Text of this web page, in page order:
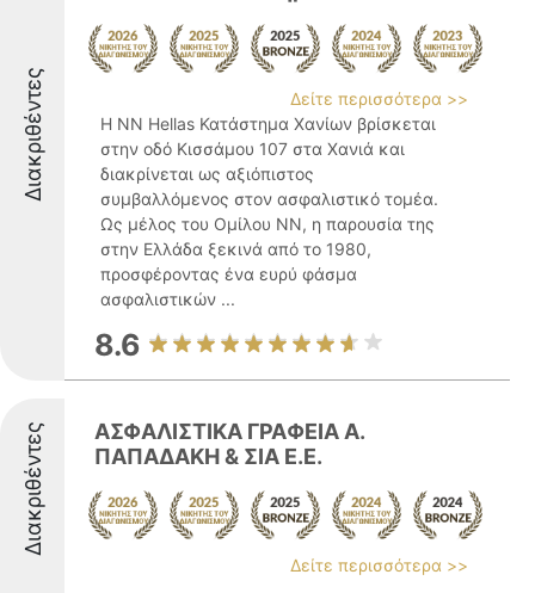
Διακριθέντες
Δείτε περισσότερα >>
Η NN Hellas Κατάστημα Χανίων βρίσκεται
στην οδό Κισσάμου 107 στα Χανιά και
διακρίνεται ως αξιόπιστος
συμβαλλόμενος στον ασφαλιστικό τομέα.
Ως μέλος του Ομίλου NN, η παρουσία της
στην Ελλάδα ξεκινά από το 1980,
προσφέροντας ένα ευρύ φάσμα
ασφαλιστικών ...
8.6
Διακριθέντες
ΑΣΦΑΛΙΣΤΙΚΑ ΓΡΑΦΕΙΑ Α.
ΠΑΠΑΔΑΚΗ & ΣΙΑ Ε.Ε.
Δείτε περισσότερα >>